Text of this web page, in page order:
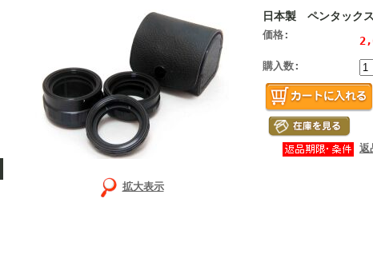
拡大表示
日本製 ペンタック
価格:
購入数:
返